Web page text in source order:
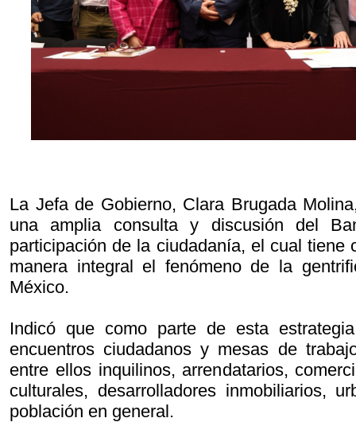
La Jefa de Gobierno, Clara Brugada
una amplia consulta y discusión del
participación de la ciudadanía, el cual tiene
manera integral el fenómeno de la
México.
Indicó que como parte de esta
encuentros ciudadanos y mesas de
entre ellos inquilinos, arrendatarios,
culturales, desarrolladores inmobiliarios,
población en general.